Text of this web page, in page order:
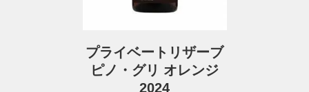
プライベートリザーブ
ピノ・グリ オレンジ
2024